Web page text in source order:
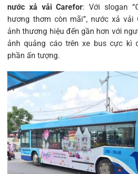
nước xả vải Carefor: Với slogan
hương thơm còn mãi”, nước xả vải
ảnh thương hiệu đến gần hơn với
ảnh quảng cáo trên xe bus cực kì
phần ấn tượng.